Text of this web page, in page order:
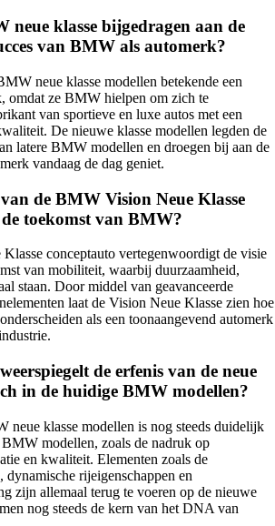
neue klasse bijgedragen aan de
van BMW als automerk?
neue klasse modellen betekende een
omdat ze BMW hielpen om zich te
van sportieve en luxe autos met een
De nieuwe klasse modellen legden de
latere BMW modellen en droegen bij aan de
vandaag de dag geniet.
de BMW Vision Neue Klasse
toekomst van BMW?
conceptauto vertegenwoordigt de visie
van mobiliteit, waarbij duurzaamheid,
staan. Door middel van geavanceerde
laat de Vision Neue Klasse zien hoe
als een toonaangevend automerk
de erfenis van de neue
in de huidige BMW modellen?
neue klasse modellen is nog steeds duidelijk
modellen, zoals de nadruk op
en kwaliteit. Elementen zoals de
rijeigenschappen en
zijn allemaal terug te voeren op de nieuwe
nog steeds de kern van het DNA van